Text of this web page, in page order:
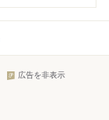
広告を非表示